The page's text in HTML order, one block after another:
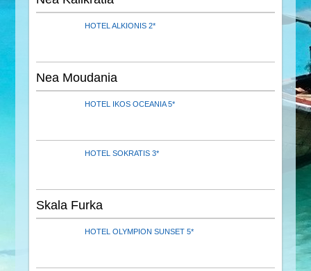
HOTEL ALKIONIS 2*
Nea Moudania
HOTEL IKOS OCEANIA 5*
HOTEL SOKRATIS 3*
Skala Furka
HOTEL OLYMPION SUNSET 5*